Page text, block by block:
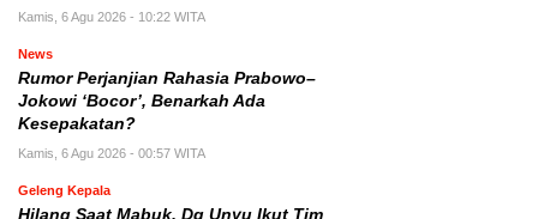
Kamis, 6 Agu 2026 - 10:22 WITA
News
Rumor Perjanjian Rahasia Prabowo–
Jokowi ‘Bocor’, Benarkah Ada
Kesepakatan?
Kamis, 6 Agu 2026 - 00:57 WITA
Geleng Kepala
Hilang Saat Mabuk, Dg Unyu Ikut Tim